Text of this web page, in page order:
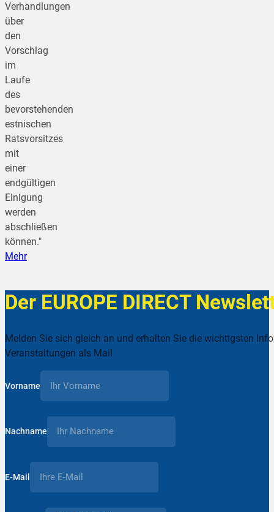
Verhandlungen
über
den
Vorschlag
im
Laufe
des
bevorstehenden
estnischen
Ratsvorsitzes
mit
einer
endgültigen
Einigung
werden
abschließen
können."
Mehr
Der EUROPE DIRECT
Melden Sie sich gleich an und erhalten Sie die wichtigsten
Veranstaltungen als Mail
Vorname
Nachname
E-Mail